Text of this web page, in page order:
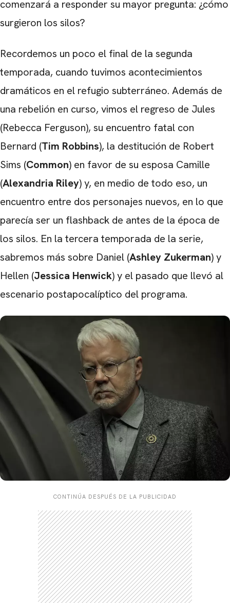
comenzará a responder su mayor pregunta: ¿cómo
surgieron los silos?
Recordemos un poco el final de la segunda
temporada, cuando tuvimos acontecimientos
dramáticos en el refugio subterráneo. Además de
una rebelión en curso, vimos el regreso de Jules
(Rebecca Ferguson), su encuentro fatal con
Bernard (Tim Robbins), la destitución de Robert
Sims (Common) en favor de su esposa Camille
(Alexandria Riley) y, en medio de todo eso, un
encuentro entre dos personajes nuevos, en lo que
parecía ser un flashback de antes de la época de
los silos. En la tercera temporada de la serie,
sabremos más sobre Daniel (Ashley Zukerman) y
Hellen (Jessica Henwick) y el pasado que llevó al
escenario postapocalíptico del programa.
CONTINÚA DESPUÉS DE LA PUBLICIDAD